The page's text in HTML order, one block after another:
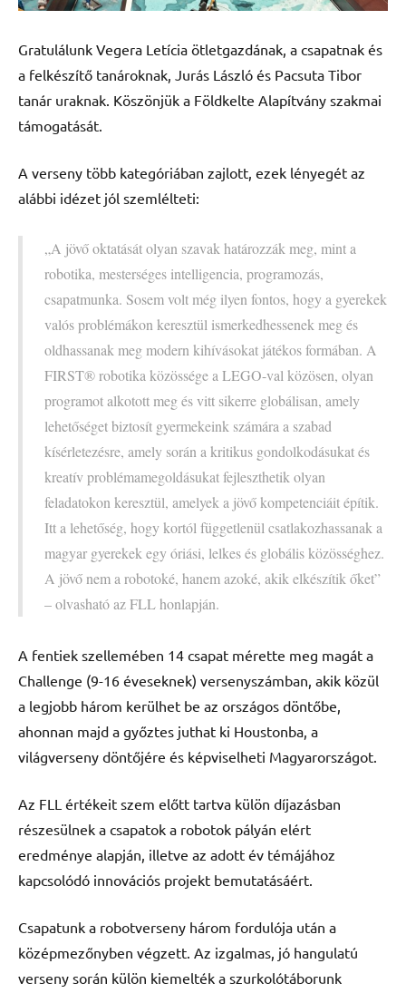
Gratulálunk Vegera Letícia ötletgazdának, a csapatnak és
a felkészítő tanároknak, Jurás László és Pacsuta Tibor
tanár uraknak. Köszönjük a Földkelte Alapítvány szakmai
támogatását.
A verseny több kategóriában zajlott, ezek lényegét az
alábbi idézet jól szemlélteti:
„A jövő oktatását olyan szavak határozzák meg, mint a
robotika, mesterséges intelligencia, programozás,
csapatmunka. Sosem volt még ilyen fontos, hogy a gyerekek
valós problémákon keresztül ismerkedhessenek meg és
oldhassanak meg modern kihívásokat játékos formában. A
FIRST® robotika közössége a LEGO-val közösen, olyan
programot alkotott meg és vitt sikerre globálisan, amely
lehetőséget biztosít gyermekeink számára a szabad
kísérletezésre, amely során a kritikus gondolkodásukat és
kreatív problémamegoldásukat fejleszthetik olyan
feladatokon keresztül, amelyek a jövő kompetenciáit építik.
Itt a lehetőség, hogy kortól függetlenül csatlakozhassanak a
magyar gyerekek egy óriási, lelkes és globális közösséghez.
A jövő nem a robotoké, hanem azoké, akik elkészítik őket”
– olvasható az FLL honlapján.
A fentiek szellemében 14 csapat mérette meg magát a
Challenge (9-16 éveseknek) versenyszámban, akik közül
a legjobb három kerülhet be az országos döntőbe,
ahonnan majd a győztes juthat ki Houstonba, a
világverseny döntőjére és képviselheti Magyarországot.
Az FLL értékeit szem előtt tartva külön díjazásban
részesülnek a csapatok a robotok pályán elért
eredménye alapján, illetve az adott év témájához
kapcsolódó innovációs projekt bemutatásáért.
Csapatunk a robotverseny három fordulója után a
középmezőnyben végzett. Az izgalmas, jó hangulatú
verseny során külön kiemelték a szurkolótáborunk